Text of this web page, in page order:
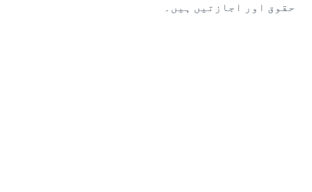
حقوق اور اجازتیں ہیں۔